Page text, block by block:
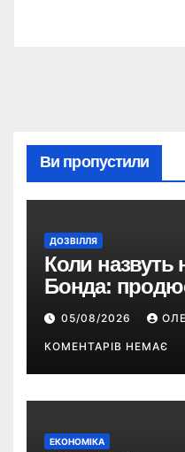
Ви пропустили
ДОЗВІЛЛЯ
Коли назвуть
Бонда:
про терміни
05/08/2026
КОМЕНТАРІВ НЕМАЄ
ЕКОНОМІКА